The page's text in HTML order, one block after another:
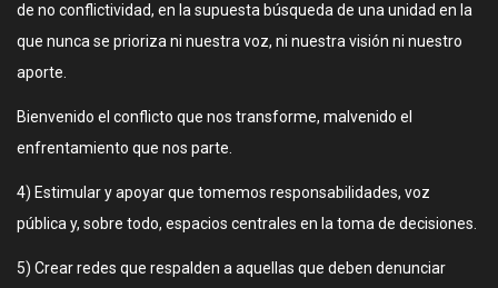
de no conflictividad, en la supuesta búsqueda de una unidad en la
que nunca se prioriza ni nuestra voz, ni nuestra visión ni nuestro
aporte.
Bienvenido el conflicto que nos transforme, malvenido el
enfrentamiento que nos parte.
4) Estimular y apoyar que tomemos responsabilidades, voz
pública y, sobre todo, espacios centrales en la toma de decisiones.
5) Crear redes que respalden a aquellas que deben denunciar